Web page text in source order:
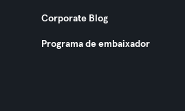
Corporate Blog
Programa de embaixador